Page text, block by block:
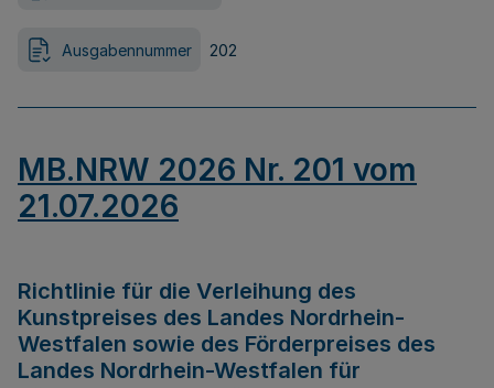
Ausgabennummer 202
MB.NRW 2026 Nr. 201 vom
21.07.2026
Richtlinie für die Verleihung des
Kunstpreises des Landes Nordrhein-
Westfalen sowie des Förderpreises des
Landes Nordrhein-Westfalen für